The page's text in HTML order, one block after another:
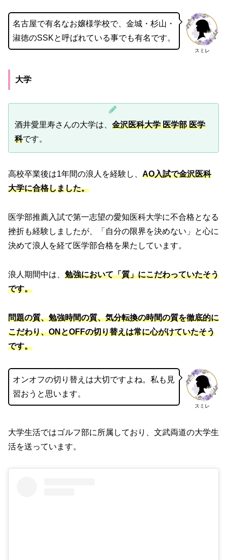
スミレ
名古屋で有名なお嬢様学校で、金城・杉山・
淑徳のSSKと呼ばれている事でも有名です。
大学
酒井愛里寿さんの大学は、 金沢医科大学 医学部 医学
科です。
高校卒業後は1年間の浪人を経験し、 AO入試で金沢医科
大学に合格しました。
医学部推薦入試で第一志望の愛知医科大学に不合格となる
挫折も経験しましたが、「自分の限界を決めない」と心に
決めて浪人を経て医学部合格を果たしています。
浪人期間中は、 勉強において「質」にこだわっていたそう
です。
問題の質、勉強時間の質、気分転換の時間の質を徹底的に
こだわり、ONとOFFの切り替えは常に心がけていたそう
です。
スミレ
オンオフの切り替えは大切ですよね。私も見
習おうと思います。
大学生活ではゴルフ部に所属しており、文武両道の大学生
活を送っています。